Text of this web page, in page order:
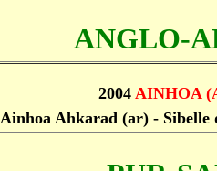
ANGLO-
2004 AINHOA
Ainhoa Ahkarad (ar) - Sibelle